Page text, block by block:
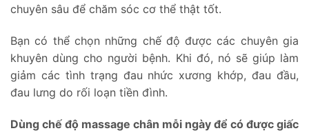
chuyên sâu để chăm sóc cơ thể thật tốt.
Bạn có thể chọn những chế độ được các chuyên gia
khuyên dùng cho người bệnh. Khi đó, nó sẽ giúp làm
giảm các tình trạng đau nhức xương khớp, đau đầu,
đau lưng do rối loạn tiền đình.
Dùng chế độ massage chân mỗi ngày để có được giấc